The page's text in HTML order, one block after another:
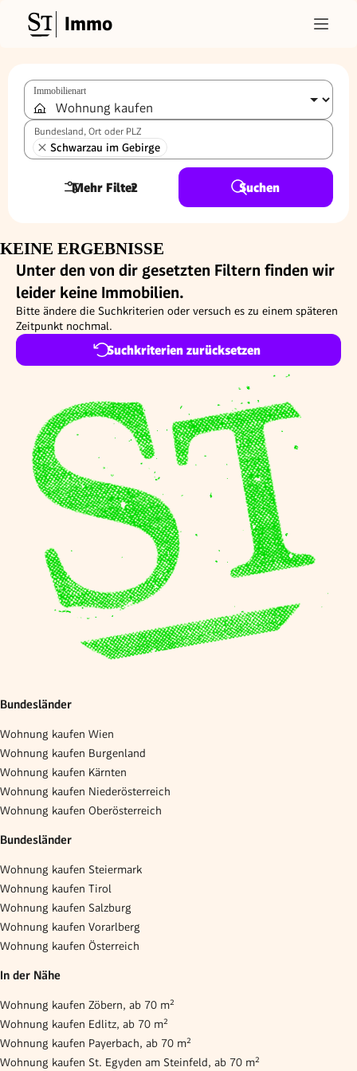
Immo
Immobilienart
Bundesland, Ort oder PLZ
Schwarzau im Gebirge
Mehr Filter
2 Suchen
KEINE ERGEBNISSE
Unter den von dir gesetzten Filtern finden wir
leider keine Immobilien.
Bitte ändere die Suchkriterien oder versuch es zu einem späteren
Zeitpunkt nochmal.
Suchkriterien zurücksetzen
Bundesländer
Wohnung kaufen Wien
Wohnung kaufen Burgenland
Wohnung kaufen Kärnten
Wohnung kaufen Niederösterreich
Wohnung kaufen Oberösterreich
Bundesländer
Wohnung kaufen Steiermark
Wohnung kaufen Tirol
Wohnung kaufen Salzburg
Wohnung kaufen Vorarlberg
Wohnung kaufen Österreich
In der Nähe
Wohnung kaufen Zöbern, ab 70 m²
Wohnung kaufen Edlitz, ab 70 m²
Wohnung kaufen Payerbach, ab 70 m²
Wohnung kaufen St. Egyden am Steinfeld, ab 70 m²